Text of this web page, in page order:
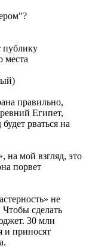
публику
места
правильно,
Египет,
рваться на
на мой взгляд, это
порвет
не
сделать
30 млн
и приносят